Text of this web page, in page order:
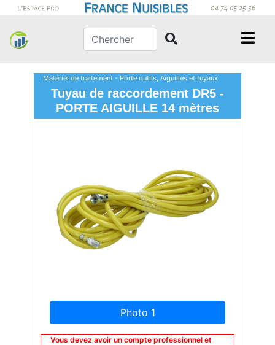
Matériel de traitement - Porte outils, Aiguilles et tuyaux
Tuyau de raccordement DR5 -
PORTE AIGUILLE 14 mètres
Photo 1
Vous devez avoir un compte professionnel et